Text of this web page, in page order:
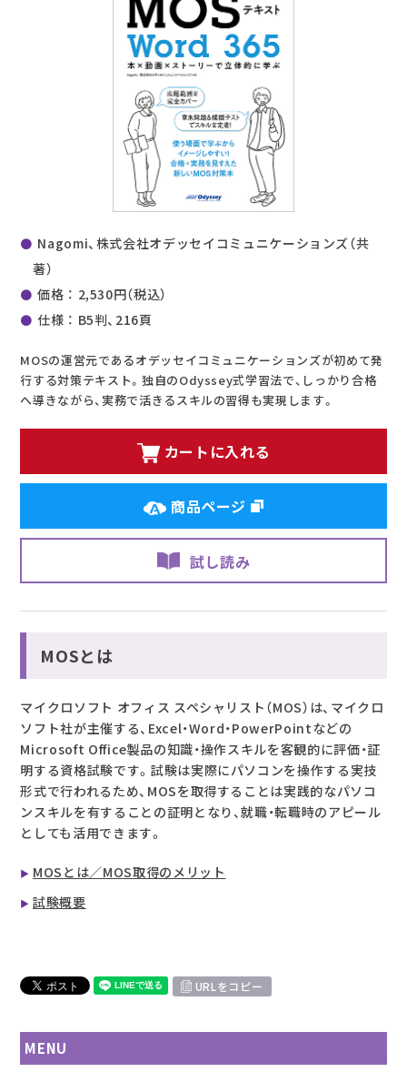
Nagomi、株式会社オデッセイコミュニケーションズ（共
著）
価格 ： 2,530円（税込）
仕様 ： B5判、216頁
MOSの運営元であるオデッセイコミュニケーションズが初めて発
行する対策テキスト。独自のOdyssey式学習法で、しっかり合格
へ導きながら、実務で活きるスキルの習得も実現します。
カートに入れる
商品ページ
試し読み
MOSとは
マイクロソフト オフィス スペシャリスト（MOS）は、マイクロ
ソフト社が主催する、Excel・Word・PowerPointなどの
Microsoft Office製品の知識・操作スキルを客観的に評価・証
明する資格試験です。試験は実際にパソコンを操作する実技
形式で行われるため、MOSを取得することは実践的なパソコ
ンスキルを有することの証明となり、就職・転職時のアピール
としても活用できます。
MOSとは／MOS取得のメリット
試験概要
URLをコピー
MENU